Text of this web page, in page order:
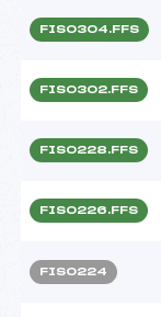
FIS0304.FFS
FIS0302.FFS
FIS0228.FFS
FIS0226.FFS
FIS0224